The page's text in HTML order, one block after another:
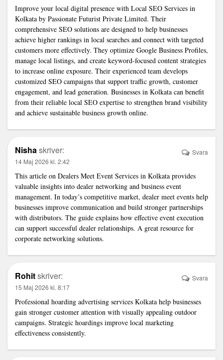
Improve your local digital presence with Local SEO Services in
Kolkata by Passionate Futurist Private Limited. Their
comprehensive SEO solutions are designed to help businesses
achieve higher rankings in local searches and connect with targeted
customers more effectively. They optimize Google Business Profiles,
manage local listings, and create keyword-focused content strategies
to increase online exposure. Their experienced team develops
customized SEO campaigns that support traffic growth, customer
engagement, and lead generation. Businesses in Kolkata can benefit
from their reliable local SEO expertise to strengthen brand visibility
and achieve sustainable business growth online.
Nishaskriver:
14 Maj 2026 kl. 2:42
This article on Dealers Meet Event Services in Kolkata provides
valuable insights into dealer networking and business event
management. In today’s competitive market, dealer meet events help
businesses improve communication and build stronger partnerships
with distributors. The guide explains how effective event execution
can support successful dealer relationships. A great resource for
corporate networking solutions.
Svara
Rohitskriver:
15 Maj 2026 kl. 8:17
Professional hoarding advertising services Kolkata help businesses
gain stronger customer attention with visually appealing outdoor
campaigns. Strategic hoardings improve local marketing
effectiveness consistently.
Svara